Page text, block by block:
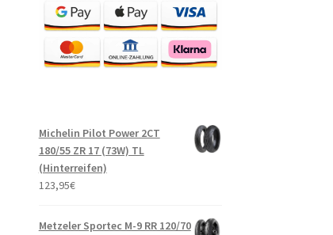
Michelin Pilot Power 2CT
180/55 ZR 17 (73W) TL
(Hinterreifen)
123,95€
Metzeler Sportec M-9 RR 120/70